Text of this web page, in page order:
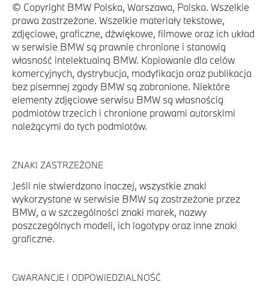
© Copyright BMW Polska, Warszawa, Polska. Wszelkie
prawa zastrzeżone. Wszelkie materiały tekstowe,
zdjęciowe, graficzne, dźwiękowe, filmowe oraz ich układ
w serwisie BMW są prawnie chronione i stanowią
własność intelektualną BMW. Kopiowanie dla celów
komercyjnych, dystrybucja, modyfikacja oraz publikacja
bez pisemnej zgody BMW są zabronione. Niektóre
elementy zdjęciowe serwisu BMW są własnością
podmiotów trzecich i chronione prawami autorskimi
należącymi do tych podmiotów.
ZNAKI ZASTRZEŻONE
Jeśli nie stwierdzono inaczej, wszystkie znaki
wykorzystane w serwisie BMW są zastrzeżone przez
BMW, a w szczególności znaki marek, nazwy
poszczególnych modeli, ich logotypy oraz inne znaki
graficzne.
GWARANCJE I ODPOWIEDZIALNOŚĆ